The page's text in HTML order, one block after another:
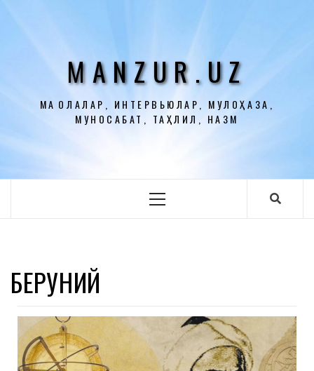
MANZUR.UZ
МАҚОЛАЛАР, ИНТЕРВЬЮЛАР, МУЛОҲАЗА,
МУНОСАБАТ, ТАҲЛИЛ, НАЗМ
меню
БЕРУНИЙ